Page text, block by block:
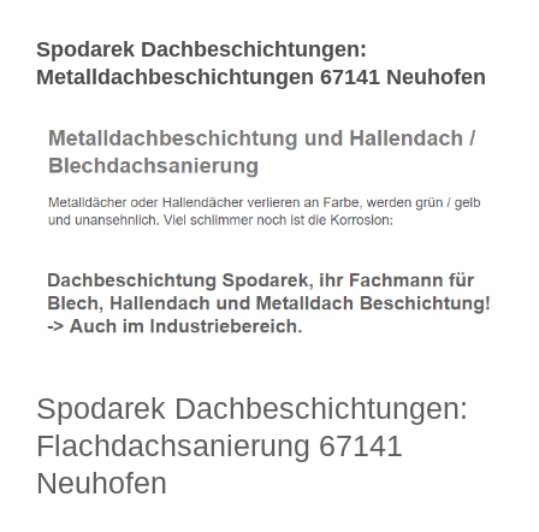
Spodarek Dachbeschichtungen:
Metalldachbeschichtungen 67141 Neuhofen
Spodarek Dachbeschichtungen:
Flachdachsanierung 67141
Neuhofen